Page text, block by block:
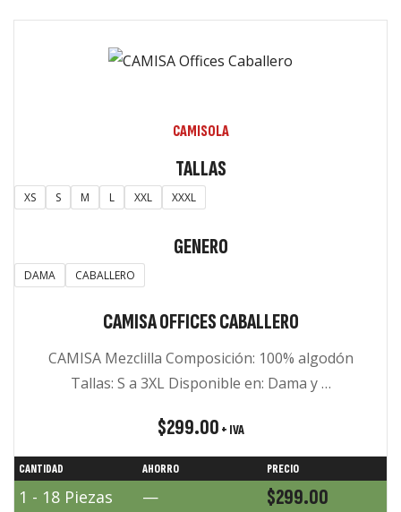
CAMISOLA
TALLAS
XS S M L XXL XXXL
GENERO
DAMA CABALLERO
CAMISA OFFICES CABALLERO
CAMISA Mezclilla Composición: 100% algodón
Tallas: S a 3XL Disponible en: Dama y …
$299.00 + IVA
CANTIDAD AHORRO PRECIO
1 - 18 Piezas — $299.00